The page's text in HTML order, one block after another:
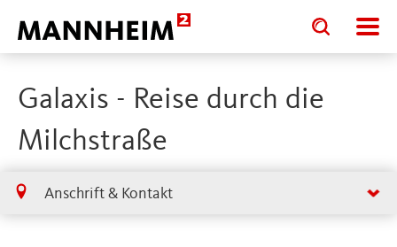
Toggle
search
input
Toggle
search
input
Galaxis - Reise durch die
Milchstraße
Anschrift & Kontakt